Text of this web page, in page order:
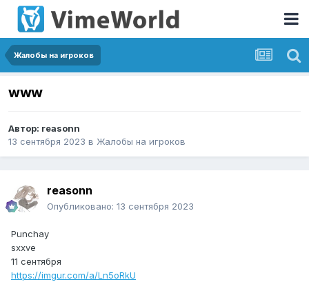
Жалобы на игроков
www
Автор: reasonn
13 сентября 2023 в Жалобы на игроков
reasonn
Опубликовано: 13 сентября 2023
Punchay
sxxve
11 сентября
https://imgur.com/a/Ln5oRkU